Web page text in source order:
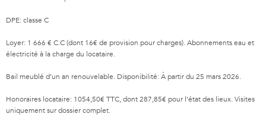
DPE: classe C
Loyer: 1 666 € C.C (dont 16€ de provision pour charges). Abonnements eau et
électricité à la charge du locataire.
Bail meublé d’un an renouvelable. Disponibilité: À partir du 25 mars 2026.
Honoraires locataire: 1054,50€ TTC, dont 287,85€ pour l’état des lieux. Visites
uniquement sur dossier complet.